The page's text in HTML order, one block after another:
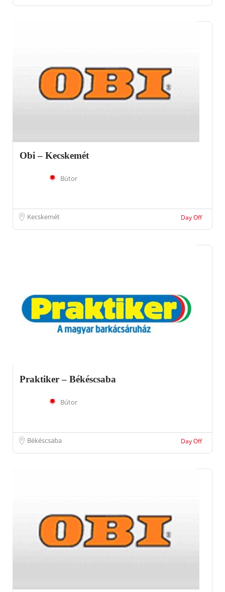
Obi – Kecskemét
Bútor
Kecskemét Day Off
Praktiker – Békéscsaba
Bútor
Békéscsaba Day Off